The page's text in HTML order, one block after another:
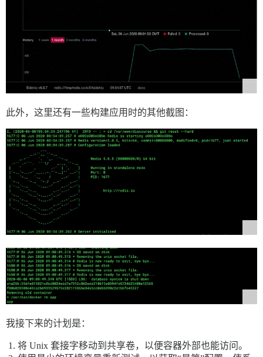
此外，这里还有一些构建应用时的其他截图：
我接下来的计划是：
将 Unix 套接字移动到共享卷，以便容器外部也能访问。